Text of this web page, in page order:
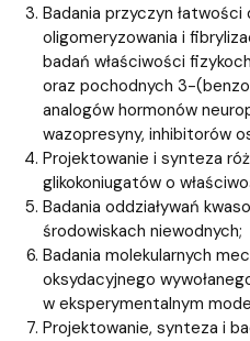
Badania przyczyn łatwości
oligomeryzowania i
badań właściwości
oraz pochodnych 3-
analogów hormonów
wazopresyny, inhibitorów
Projektowanie i synteza
glikokoniugatów o
Badania oddziaływań
środowiskach niewodnych;
Badania molekularnych
oksydacyjnego
w eksperymentalnym
Projektowanie, synteza i